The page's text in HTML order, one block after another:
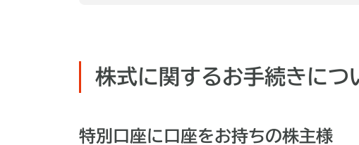
株式に関するお手続きにつ
特別口座に口座をお持ちの株主様